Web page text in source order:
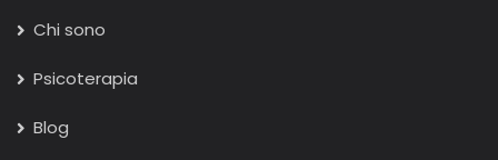
Chi sono
Psicoterapia
Blog